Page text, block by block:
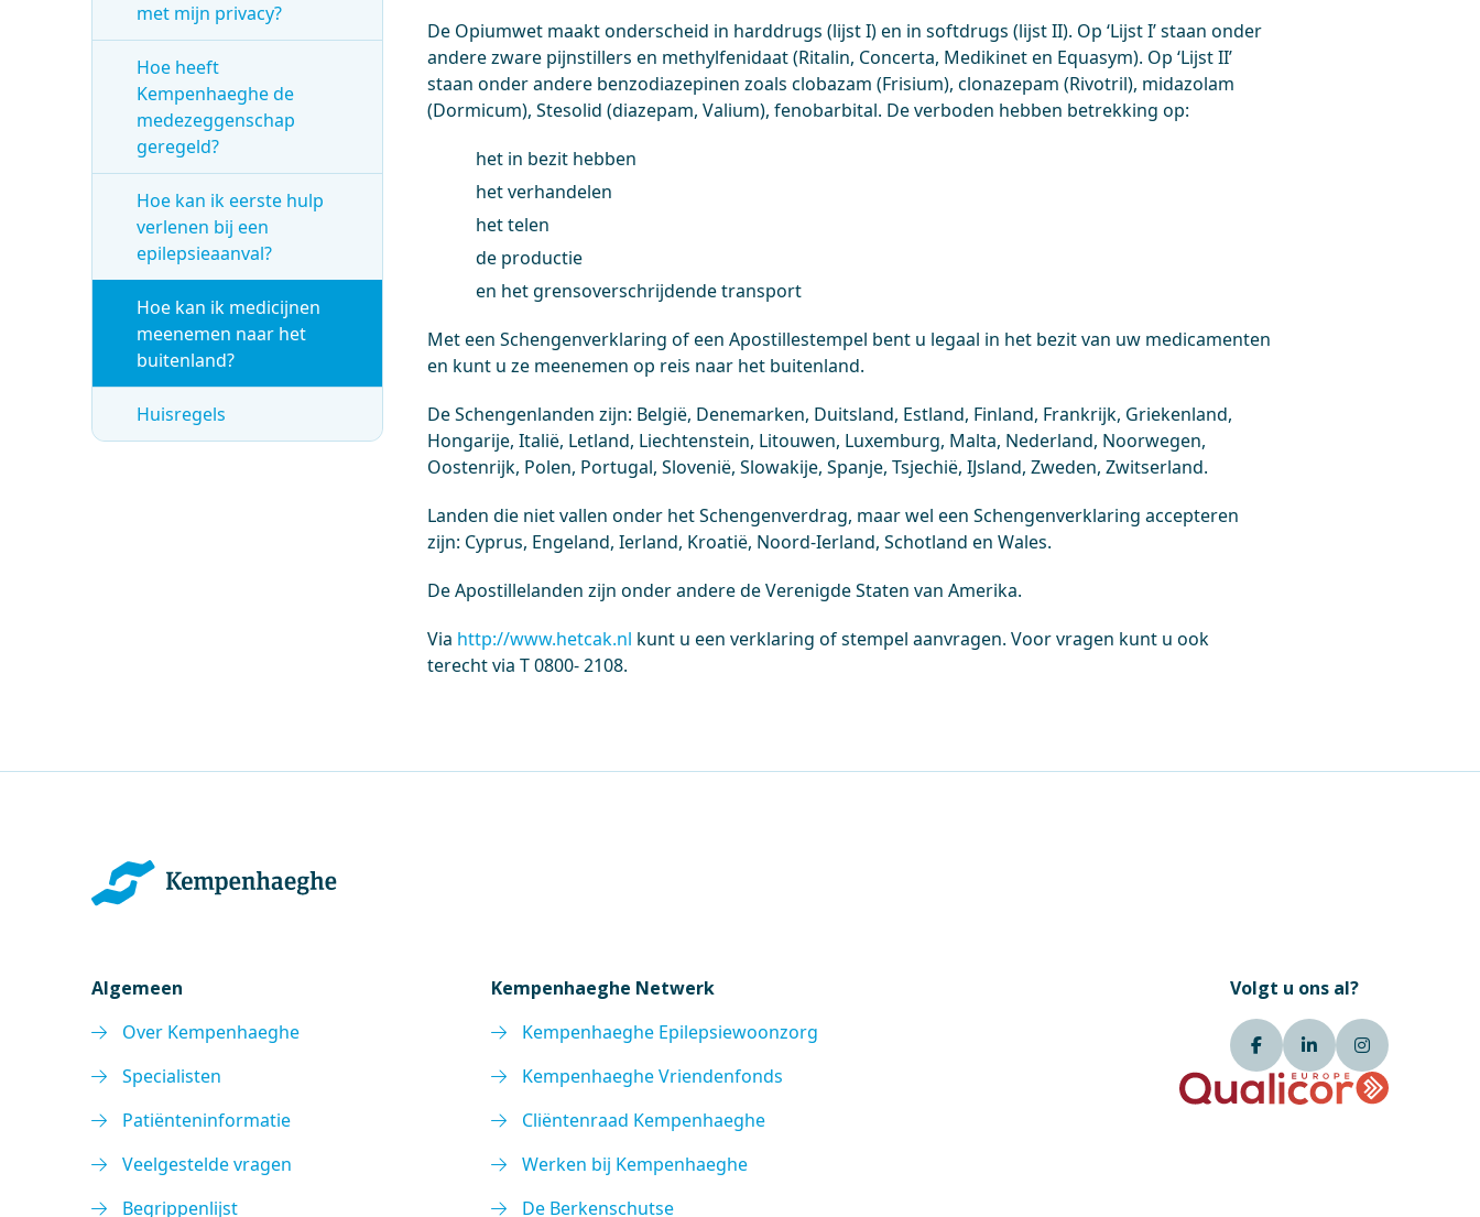
De Opiumwet maakt onderscheid in harddrugs (lijst I) en in softdrugs (lijst II). Op ‘Lijst I’ staan onder
andere zware pijnstillers en methylfenidaat (Ritalin, Concerta, Medikinet en Equasym). Op ‘Lijst II’
staan onder andere benzodiazepinen zoals clobazam (Frisium), clonazepam (Rivotril), midazolam
(Dormicum), Stesolid (diazepam, Valium), fenobarbital. De verboden hebben betrekking op:
het in bezit hebben
het verhandelen
het telen
de productie
en het grensoverschrijdende transport
Met een Schengenverklaring of een Apostillestempel bent u legaal in het bezit van uw medicamenten
en kunt u ze meenemen op reis naar het buitenland.
De Schengenlanden zijn: België, Denemarken, Duitsland, Estland, Finland, Frankrijk, Griekenland,
Hongarije, Italië, Letland, Liechtenstein, Litouwen, Luxemburg, Malta, Nederland, Noorwegen,
Oostenrijk, Polen, Portugal, Slovenië, Slowakije, Spanje, Tsjechië, IJsland, Zweden, Zwitserland.
Landen die niet vallen onder het Schengenverdrag, maar wel een Schengenverklaring accepteren
zijn: Cyprus, Engeland, Ierland, Kroatië, Noord-Ierland, Schotland en Wales.
De Apostillelanden zijn onder andere de Verenigde Staten van Amerika.
Via http://www.hetcak.nl kunt u een verklaring of stempel aanvragen. Voor vragen kunt u ook
terecht via T 0800- 2108.
met mijn privacy?
Hoe heeft
Kempenhaeghe de
medezeggenschap
geregeld?
Hoe kan ik eerste hulp
verlenen bij een
epilepsieaanval?
Hoe kan ik medicijnen
meenemen naar het
buitenland?
Huisregels
Algemeen
Over Kempenhaeghe
Specialisten
Patiënteninformatie
Veelgestelde vragen
Begrippenlijst
Kempenhaeghe Netwerk
Kempenhaeghe Epilepsiewoonzorg
Kempenhaeghe Vriendenfonds
Cliëntenraad Kempenhaeghe
Werken bij Kempenhaeghe
De Berkenschutse
Volgt u ons al?